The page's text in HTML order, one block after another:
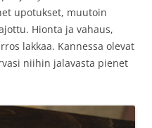
upotukset, muutoin
Hionta ja vahaus,
lakkaa. Kannessa olevat
niihin jalavasta pienet